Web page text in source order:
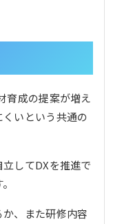
育成の提案が増え
いという共通の
してDXを推進で
、また研修内容